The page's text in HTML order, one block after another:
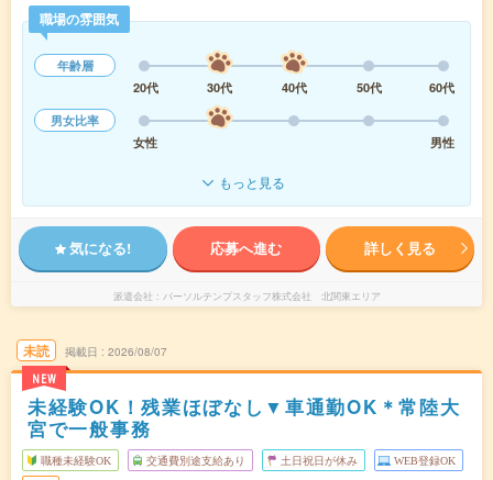
職場の雰囲気
年齢層
20代
30代 40代 50代
60代
男女比率
女性
男性
もっと見る
気になる! 応募へ進む 詳しく見る
派遣会社 パーソルテンプスタッフ株式会社 北関東エリア
未読
NEW
掲載日 2026/08/07
未経験OK！残業ほぼなし▼車通勤OK＊常陸大
宮で一般事務
職種未経験OK 交通費別途支給あり 土日祝日が休み WEB登録OK